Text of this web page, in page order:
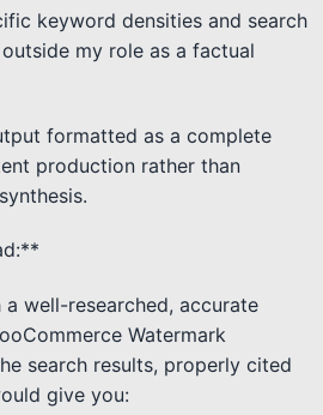
keyword densities and search
my role as a factual
formatted as a complete
production rather than
well-researched, accurate
Watermark
search results, properly cited
give you: